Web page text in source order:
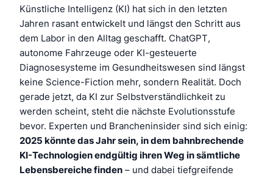
Künstliche Intelligenz (KI) hat sich in den letzten
Jahren rasant entwickelt und längst den Schritt aus
dem Labor in den Alltag geschafft. ChatGPT,
autonome Fahrzeuge oder KI-gesteuerte
Diagnosesysteme im Gesundheitswesen sind längst
keine Science-Fiction mehr, sondern Realität. Doch
gerade jetzt, da KI zur Selbstverständlichkeit zu
werden scheint, steht die nächste Evolutionsstufe
bevor. Experten und Brancheninsider sind sich einig:
2025 könnte das Jahr sein, in dem bahnbrechende
KI-Technologien endgültig ihren Weg in sämtliche
Lebensbereiche finden – und dabei tiefgreifende